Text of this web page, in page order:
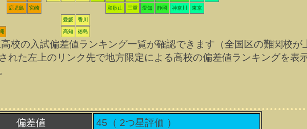
鹿児島 宮崎 和歌山 三重 愛知 静岡 神奈川 東京
愛媛 香川
高知 徳島
の入試偏差値ランキング一覧が確認できます（全国区の難関校が
れた左上のリンク先で地方限定による高校の偏差値ランキングを表
偏差値 45（ 2つ星評価 ）